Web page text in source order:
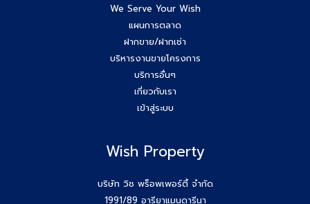
Agent Wish ปิดการขายสำเร็จค่ะ!! คุณอรพรรณ (โบว์) 084-
ยกระดับสกิล Agent wish วันนี้สัมมนาทีม Wish Property
ขอบคุณกสิกรที่เข้าร่วมเป็นพันธมิตรของบริษัท #Wishproperty
สัมมนาสมาชิก Wish วันพุธที่ 26 พ.ย.68
Agent Wish ปิดการขายสำเร็จค่ะ!! คุณเอกรักษ์ (หนุ่ม) 064-
We Serve Your Wish
แผนการตลาด
ฝากขาย/ฝากเช่า
บริหารงานขายโครงการ
บริการอื่นๆ
เกี่ยวกับเรา
เข้าสู่ระบบ
Wish Property
บริษัท วิช พร็อพเพอร์ตี้ จำกัด
1991/89 อารียาแมนดารีนา